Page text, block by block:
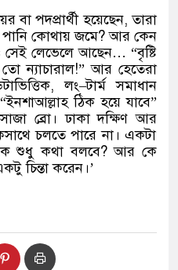
বা পদপ্রার্থী হয়েছেন,তারা
পানি কোথায় জমে?আর কেন
লেভেলে আছেন… “বৃষ্টি
ন্যাচারাল!”আর হেতেরা
,লং–টার্ম সমাধান
“ইনশাআল্লাহ ঠিক হয়ে যাবে”
ব্রো। ঢাকা দক্ষিণ আর
চলতে পারে না। একটা
কে শুধু কথা বলবে?আর কে
চিন্তা করেন।’